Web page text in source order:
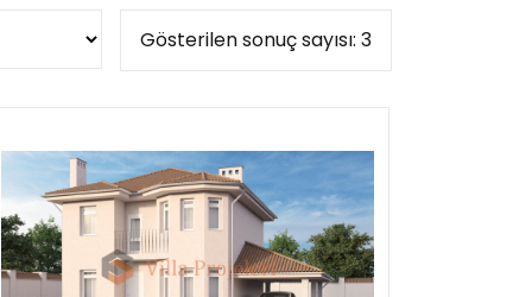
odaları:
(3)
(0)
6(0)
Gösterilen sonuç sayısı: 3